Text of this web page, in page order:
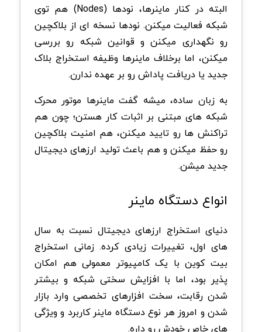
البته در کنار ماینرها، نودها (Nodes) هم توی
شبکه فعالیت میکنن. نودها نسخه ای از بلاکچین
رو نگهداری میکنن و قوانین شبکه رو بررسی
میکنن، اما برخلاف ماینرها وظیفه استخراج بلاک
جدید یا دریافت پاداش رو بر عهده ندارن.
به زبان ساده، میشه گفت ماینرها موتور محرک
شبکه های مبتنی بر اثبات کار هستن؛ چون هم
تراکنش ها رو تایید میکنن، هم امنیت بلاکچین
رو حفظ میکنن و هم باعث تولید ارزهای دیجیتال
جدید میشن.
انواع دستگاه ماینر
دنیای استخراج ارزهای دیجیتال نسبت به سال
های اول، تغییرات زیادی کرده. زمانی استخراج
بیت کوین با یک کامپیوتر معمولی هم امکان
پذیر بود، اما با افزایش سختی شبکه و بیشتر
شدن رقابت، سخت افزارهای تخصصی وارد بازار
شدن و امروز هر نوع دستگاه ماینر کاربرد و ویژگی
های خاص خودش رو داره.